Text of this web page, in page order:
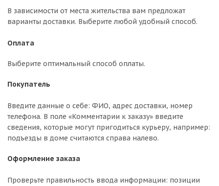
В зависимости от места жительства вам предложат
варианты доставки. Выберите любой удобный способ.
Оплата
Выберите оптимальный способ оплаты.
Покупатель
Введите данные о себе: ФИО, адрес доставки, номер
телефона. В поле «Комментарии к заказу» введите
сведения, которые могут пригодиться курьеру, например:
подъезды в доме считаются справа налево.
Оформление заказа
Проверьте правильность ввода информации: позиции